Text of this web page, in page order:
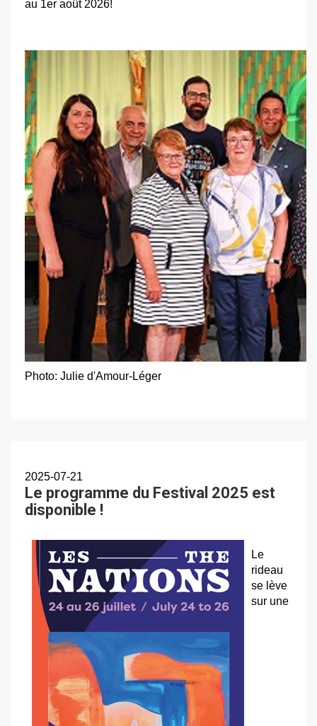
au 1er août 2026!
Photo: Julie d'Amour-Léger
2025-07-21
Le programme du Festival 2025 est
disponible !
Le
rideau
se lève
sur une